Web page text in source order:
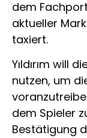
dem
aktueller
taxiert.
Yıldırım will
nutzen, um
dem Spieler
Bestätigung